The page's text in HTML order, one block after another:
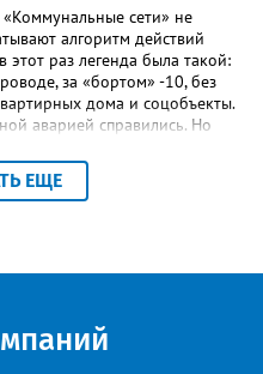
сети» не
алгоритм действий
раз легенда была такой:
за «бортом» -10, без
дома и соцобъекты.
аварией справились. Но
управляющие компании
предотвращения
управления ГЖИ Ирина
со всеми
тепла до конечных
ЕЩЕ